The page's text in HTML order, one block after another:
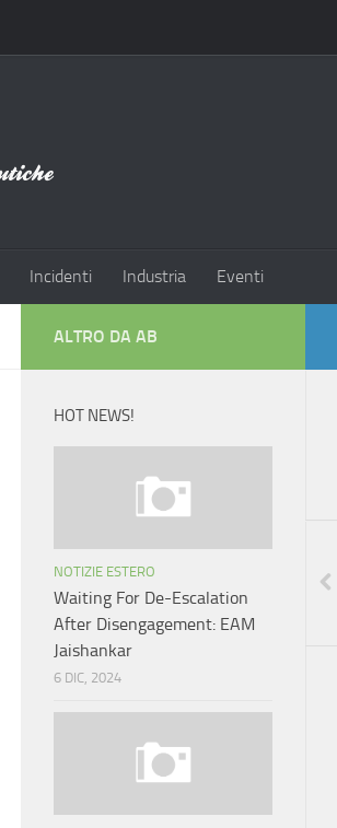
Incidenti Industria Eventi
ALTRO DA AB
HOT NEWS!
NOTIZIE ESTERO
Waiting For De-Escalation
After Disengagement: EAM
Jaishankar
6 DIC, 2024